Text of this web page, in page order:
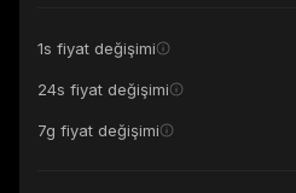
1s fiyat değişimi
24s fiyat değişimi
7g fiyat değişimi